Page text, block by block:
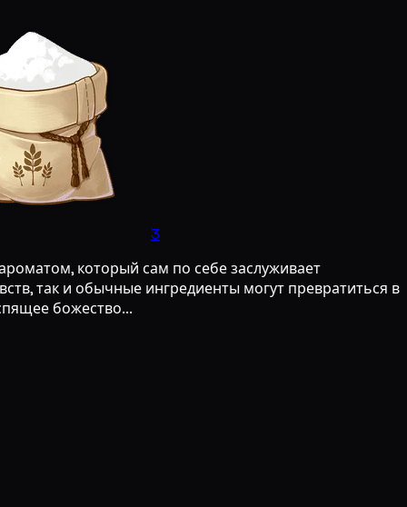
3
который сам по себе заслуживает
так и обычные ингредиенты могут превратиться в
божество...